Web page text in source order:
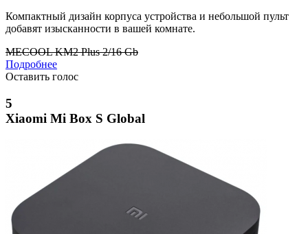
Компактный дизайн корпуса устройства и небольшой пульт
добавят изысканности в вашей комнате.
MECOOL KM2 Plus 2/16 Gb
Подробнее
Оставить голос
5
Xiaomi Mi Box S Global